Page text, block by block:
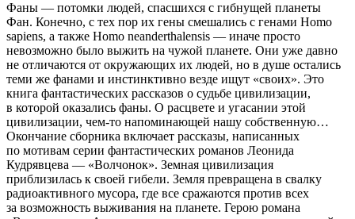
Фаны — потомки людей, спасшихся с гибнущей планеты
Фан. Конечно, с тех пор их гены смешались с генами Homo
sapiens, а также Homo neanderthalensis — иначе просто
невозможно было выжить на чужой планете. Они уже давно
не отличаются от окружающих их людей, но в душе остались
теми же фанами и инстинктивно везде ищут «своих». Это
книга фантастических рассказов о судьбе цивилизации,
в которой оказались фаны. О расцвете и угасании этой
цивилизации, чем-то напоминающей нашу собственную…
Окончание сборника включает рассказы, написанных
по мотивам серии фантастических романов Леонида
Кудрявцева — «Волчонок». Земная цивилизация
приблизилась к своей гибели. Земля превращена в свалку
радиоактивного мусора, где все сражаются против всех
за возможность выживания на планете. Герою романа